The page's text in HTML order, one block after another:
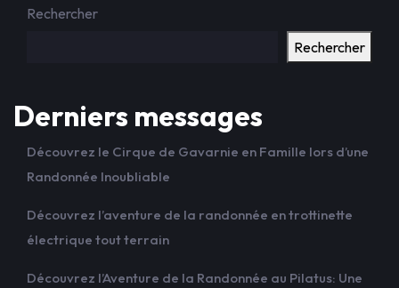
Rechercher
Rechercher
Derniers messages
Découvrez le Cirque de Gavarnie en Famille lors d’une
Randonnée Inoubliable
Découvrez l’aventure de la randonnée en trottinette
électrique tout terrain
Découvrez l’Aventure de la Randonnée au Pilatus: Une